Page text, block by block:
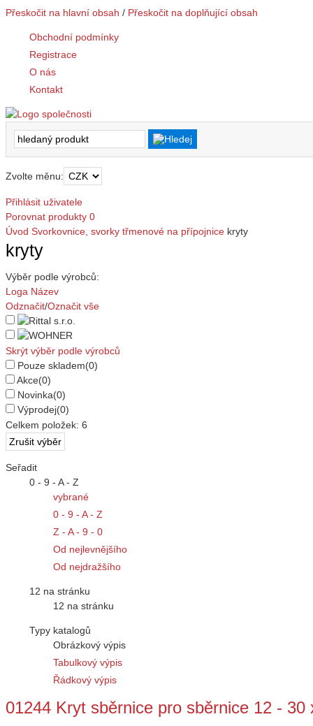
Přeskočit na hlavní obsah / Přeskočit na doplňující obsah
Obchodní podmínky
Registrace
O nás
Kontakt
Zvolte měnu:
Přihlásit uživatele
Porovnat produkty 0
Úvod Svorkovnice, svorky třmenové na přípojnice kryty
kryty
Výběr podle výrobců:
Loga Název
Odznačit/Označit vše
Skrýt výběr podle výrobců
Pouze skladem(0)
Akce(0)
Novinka(0)
Výprodej(0)
Celkem položek: 6
Seřadit
0 - 9 - A - Z
vybrané
0 - 9 - A - Z
Z - A - 9 - 0
Od nejlevnějšího
Od nejdražšího
12 na stránku
12 na stránku
Typy katalogů
Obrázkový výpis
Tabulkový výpis
Řádkový výpis
01244 Kryt sběrnice pro sběrnice 12 - 30